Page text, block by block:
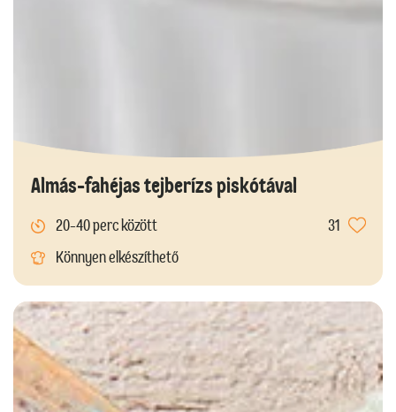
Almás-fahéjas tejberízs piskótával
20-40 perc között
31
Könnyen elkészíthető